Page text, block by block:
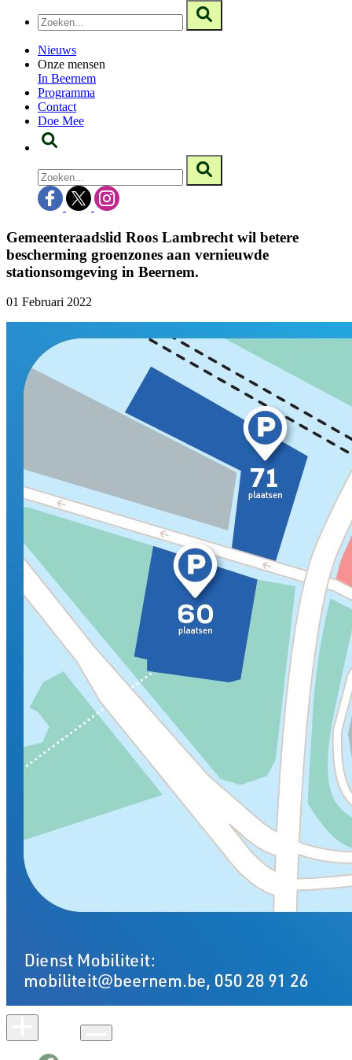
Nieuws
Onze mensen
In Beernem
Programma
Contact
Doe Mee
Gemeenteraadslid Roos Lambrecht wil betere
bescherming groenzones aan vernieuwde
stationsomgeving in Beernem.
01 Februari 2022